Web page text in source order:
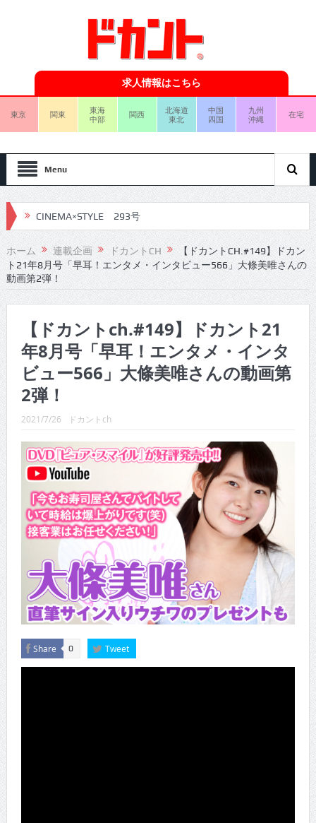
求人情報はこちら
東京 関東
東海
中部
関西
北海道
東北
中国
四国
九州
沖縄
在宅
Menu
CINEMA×STYLE 293号
CINEMA×STYLE 292号
CINEMA×STYLE 291号
CINEMA×STYLE 290号
CINEMA×STYLE 289号
CINEMA×STYLE 288号
CINEMA×STYLE 287号
CINEMA×STYLE 286号
CINEMA×STYLE 294号
ホーム 連載企画 ドカントCH
【ドカントCH.#149】ドカン
ト21年8月号「早耳！エンタメ・インタビュー566」大條美唯さんの
動画第2弾！
【ドカントch.#149】ドカント21
年8月号「早耳！エンタメ・インタ
ビュー566」大條美唯さんの動画第
2弾！
2021/7/26 ドカントch
Share 0 Tweet